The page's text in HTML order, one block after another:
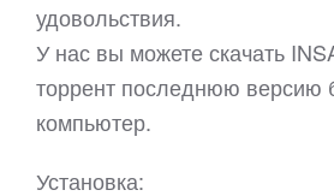
удовольствия.
У нас вы можете скачать
торрент последнюю версию
компьютер.
Установка: